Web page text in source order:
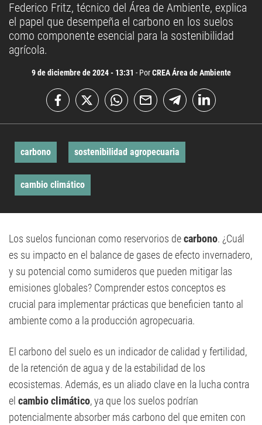
Federico Fritz, técnico del Área de Ambiente, explica
el papel que desempeña el carbono en los suelos
como componente esencial para la sostenibilidad
agrícola.
9 de diciembre de 2024 - 13:31 - PorCREA Área de Ambiente
carbono sostenibilidad agropecuaria
cambio climático
Los suelos funcionan como reservorios decarbono. ¿Cuál
es su impacto en el balance de gases de efecto invernadero,
y su potencial como sumideros que pueden mitigar las
emisiones globales? Comprender estos conceptos es
crucial para implementar prácticas que beneficien tanto al
ambiente como a la producción agropecuaria.
El carbono del suelo es un indicador de calidad y fertilidad,
de la retención de agua y de la estabilidad de los
ecosistemas. Además, es un aliado clave en la lucha contra
el cambio climático, ya que los suelos podrían
potencialmente absorber más carbono del que emiten con